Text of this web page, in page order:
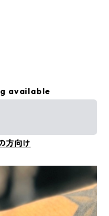
available
方向け